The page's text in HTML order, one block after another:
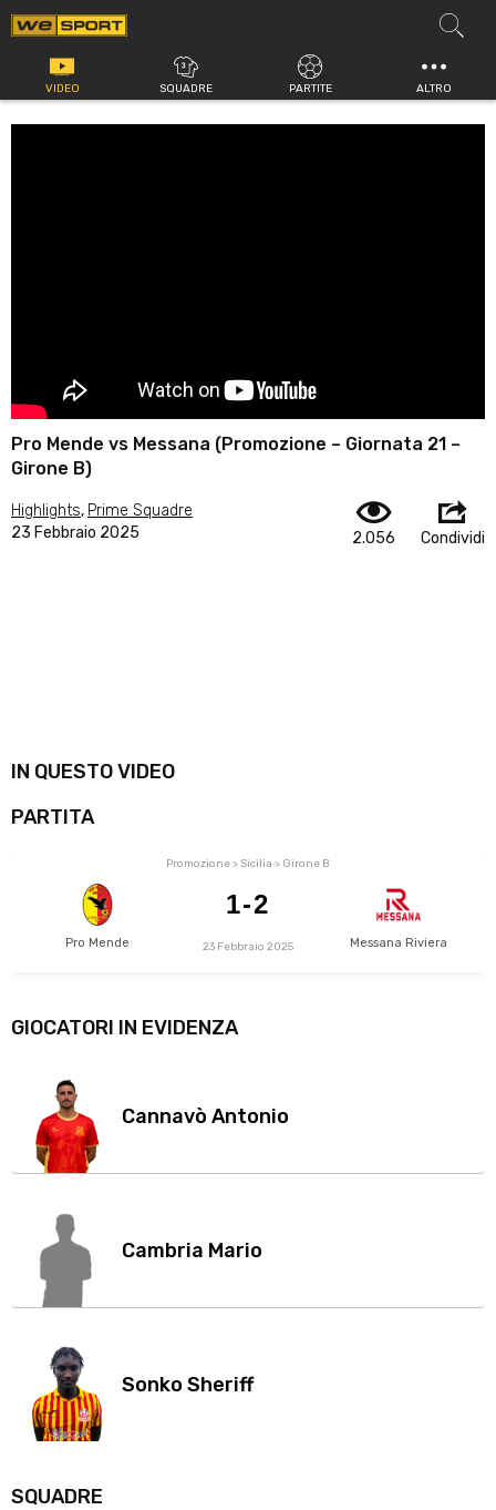
Vai
al
contenuto
VIDEO SQUADRE PARTITE ALTRO
Pro Mende vs Messana (Promozione – Giornata 21 –
Girone B)
Highlights, Prime Squadre
23 Febbraio 2025
2.056 Condividi
IN QUESTO VIDEO
PARTITA
Promozione > Sicilia > Girone B
Pro Mende
1-2
Messana Riviera
23 Febbraio 2025
GIOCATORI IN EVIDENZA
Cannavò Antonio
Cambria Mario
Sonko Sheriff
SQUADRE